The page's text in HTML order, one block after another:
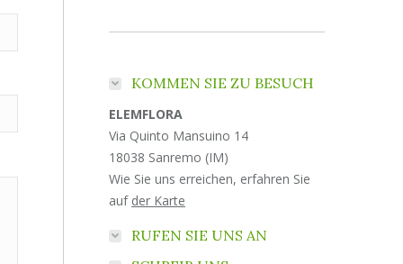
KOMMEN SIE ZU BESUCH
ELEMFLORA
Via Quinto Mansuino 14
18038 Sanremo (IM)
Wie Sie uns erreichen, erfahren Sie
auf der Karte
RUFEN SIE UNS AN